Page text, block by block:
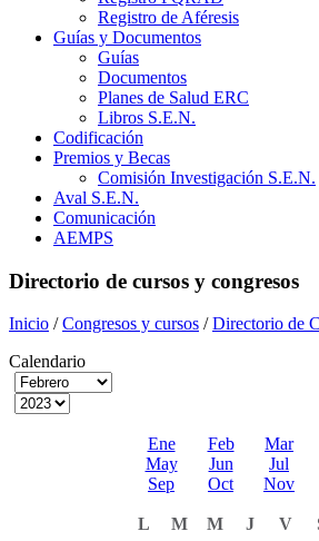
Registro de Aféresis
Guías y Documentos
Guías
Documentos
Planes de Salud ERC
Libros S.E.N.
Codificación
Premios y Becas
Comisión Investigación S.E.N.
Aval S.E.N.
Comunicación
AEMPS
Directorio de cursos y congresos
Inicio /Congresos y cursos /Directorio de
Calendario
Ene Feb Mar
May
Jun Jul
Sep
Oct Nov
L M M J V